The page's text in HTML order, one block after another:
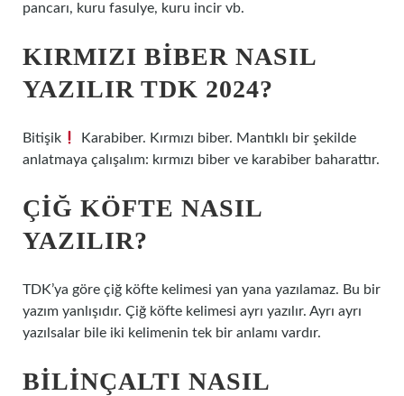
pancarı, kuru fasulye, kuru incir vb.
KIRMIZI BIBER NASIL
YAZILIR TDK 2024?
Bitişik
Karabiber. Kırmızı biber. Mantıklı bir şekilde
anlatmaya çalışalım: kırmızı biber ve karabiber baharattır.
ÇIĞ KÖFTE NASIL
YAZILIR?
TDK’ya göre çiğ köfte kelimesi yan yana yazılamaz. Bu bir
yazım yanlışıdır. Çiğ köfte kelimesi ayrı yazılır. Ayrı ayrı
yazılsalar bile iki kelimenin tek bir anlamı vardır.
BILINÇALTI NASIL